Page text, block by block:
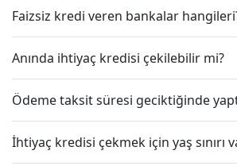
Faizsiz kredi veren bankalar
Anında ihtiyaç kredisi çekilebilir mi?
Ödeme taksit süresi geciktiğinde
İhtiyaç kredisi çekmek için yaş sınırı